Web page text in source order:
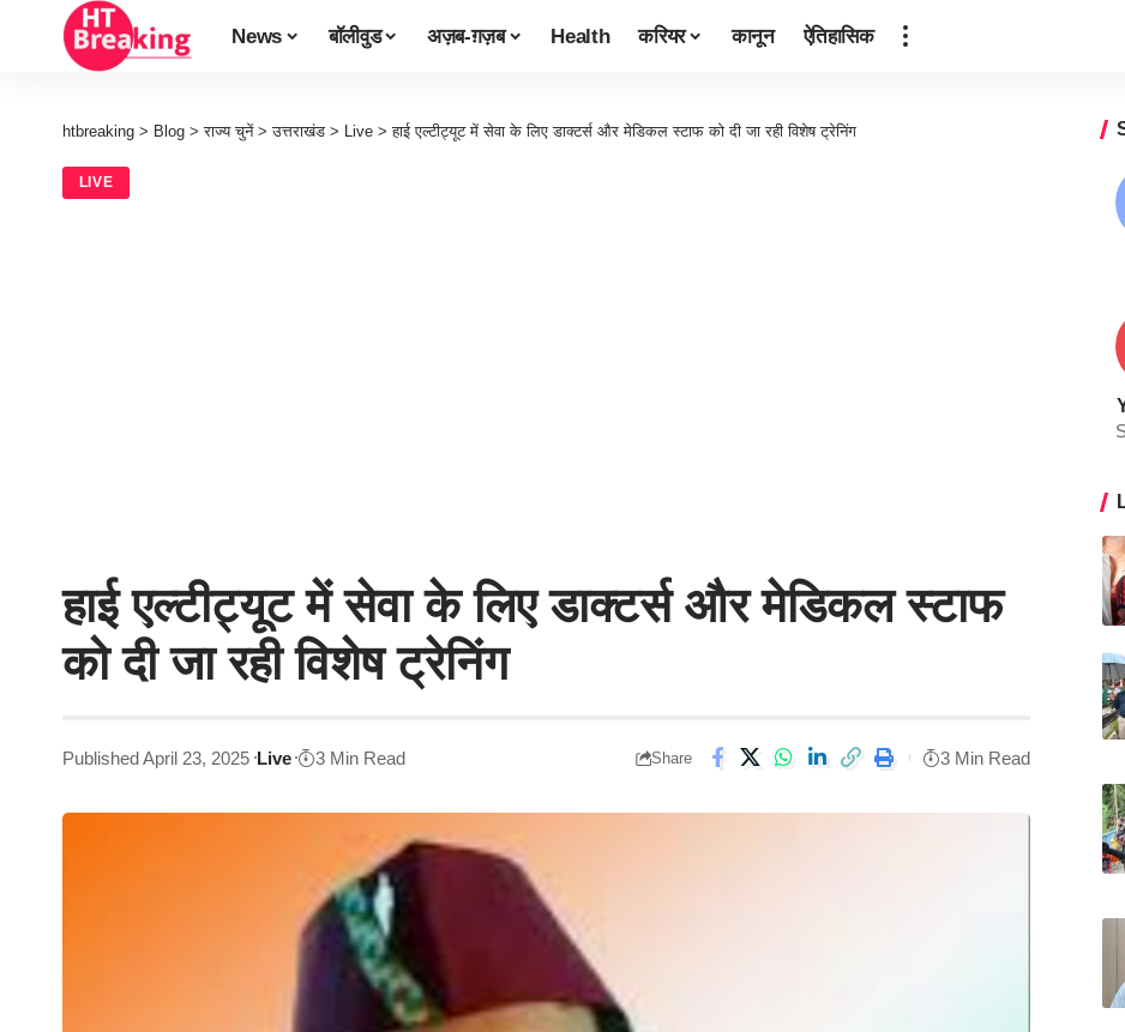
News बॉलीवुड अज़ब-ग़ज़ब Health करियर कानून ऐतिहासिक
htbreaking > Blog >राज्य चुनें >उत्तराखंड > Live >हाई एल्टीट्यूट में सेवा के लिए डाक्टर्स और मेडिकल स्टाफ को दी जा रही विशेष ट्रेनिंग
LIVE
हाई एल्टीट्यूट में सेवा के लिए डाक्टर्स और मेडिकल स्टाफ
को दी जा रही विशेष ट्रेनिंग
Published April 23, 2025 Live 3 Min Read Share 3 Min Read